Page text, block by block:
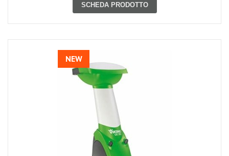
SCHEDA PRODOTTO
NEW